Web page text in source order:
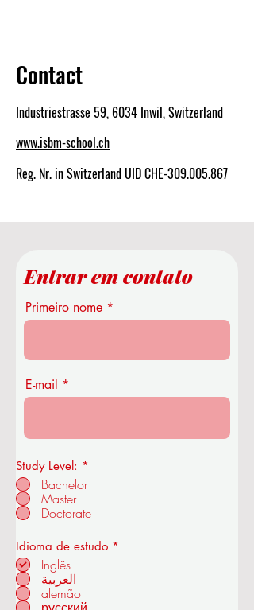
Contact
Industriestrasse 59, 6034 Inwil, Switzerland
www.isbm-school.ch
Reg. Nr. in Switzerland UID CHE-309.005.867
Academia Real de Economia e
Tecnologia OUS
em ZÜRIQUE - SUÍÇA
Entrar em contato
Primeiro nome
E-mail
Study Level: *
Bachelor
Master
Doctorate
Idioma de estudo *
Inglês
العربية
alemão